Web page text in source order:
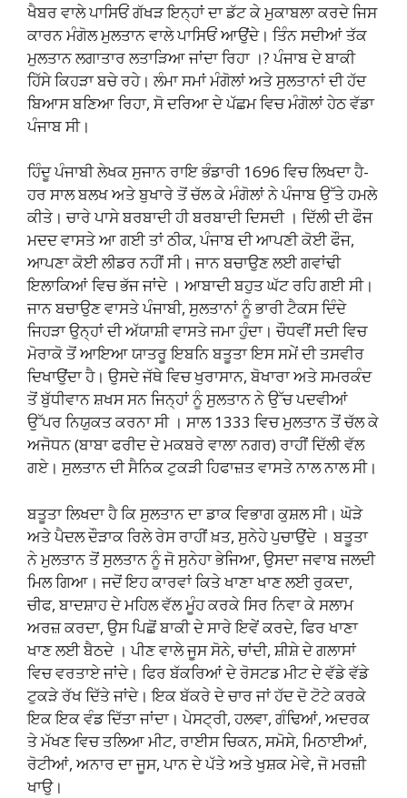
ਖੈਬਰ ਵਾਲੇ ਪਾਸਿਓਂ ਗੱਖੜ ਇਨ੍ਹਾਂ ਦਾ ਡੱਟ ਕੇ ਮੁਕਾਬਲਾ ਕਰਦੇ ਜਿਸ
ਕਾਰਨ ਮੰਗੋਲ ਮੁਲਤਾਨ ਵਾਲੇ ਪਾਸਿਓਂ ਆਉਂਦੇ। ਤਿੰਨ ਸਦੀਆਂ ਤੱਕ
ਮੁਲਤਾਨ ਲਗਾਤਾਰ ਲਤਾੜਿਆ ਜਾਂਦਾ ਰਿਹਾ ।? ਪੰਜਾਬ ਦੇ ਬਾਕੀ
ਹਿੱਸੇ ਕਿਹੜਾ ਬਚੇ ਰਹੇ। ਲੰਮਾ ਸਮਾਂ ਮੰਗੋਲਾਂ ਅਤੇ ਸੁਲਤਾਨਾਂ ਦੀ ਹੱਦ
ਬਿਆਸ ਬਣਿਆ ਰਿਹਾ, ਸੋ ਦਰਿਆ ਦੇ ਪੱਛਮ ਵਿਚ ਮੰਗੋਲਾਂ ਹੇਠ ਵੱਡਾ
ਪੰਜਾਬ ਸੀ।
ਹਿੰਦੂ ਪੰਜਾਬੀ ਲੇਖਕ ਸੁਜਾਨ ਰਾਇ ਭੰਡਾਰੀ 1696 ਵਿਚ ਲਿਖਦਾ ਹੈ-
ਹਰ ਸਾਲ ਬਲਖ ਅਤੇ ਬੁਖਾਰੇ ਤੋਂ ਚੱਲ ਕੇ ਮੰਗੋਲਾਂ ਨੇ ਪੰਜਾਬ ਉੱਤੇ ਹਮਲੇ
ਕੀਤੇ। ਚਾਰੇ ਪਾਸੇ ਬਰਬਾਦੀ ਹੀ ਬਰਬਾਦੀ ਦਿਸਦੀ । ਦਿੱਲੀ ਦੀ ਫੌਜ
ਮਦਦ ਵਾਸਤੇ ਆ ਗਈ ਤਾਂ ਠੀਕ, ਪੰਜਾਬ ਦੀ ਆਪਣੀ ਕੋਈ ਫੌਜ,
ਆਪਣਾ ਕੋਈ ਲੀਡਰ ਨਹੀਂ ਸੀ। ਜਾਨ ਬਚਾਉਣ ਲਈ ਗਵਾਂਢੀ
ਇਲਾਕਿਆਂ ਵਿਚ ਭੱਜ ਜਾਂਦੇ । ਆਬਾਦੀ ਬਹੁਤ ਘੱਟ ਰਹਿ ਗਈ ਸੀ।
ਜਾਨ ਬਚਾਉਣ ਵਾਸਤੇ ਪੰਜਾਬੀ, ਸੁਲਤਾਨਾਂ ਨੂੰ ਭਾਰੀ ਟੈਕਸ ਦਿੰਦੇ
ਜਿਹੜਾ ਉਨ੍ਹਾਂ ਦੀ ਅੱਯਾਸ਼ੀ ਵਾਸਤੇ ਜਮਾ ਹੁੰਦਾ। ਚੌਧਵੀਂ ਸਦੀ ਵਿਚ
ਮੋਰਾਕੋ ਤੋਂ ਆਇਆ ਯਾਤਰੂ ਇਬਨਿ ਬਤੂਤਾ ਇਸ ਸਮੇਂ ਦੀ ਤਸਵੀਰ
ਦਿਖਾਉਂਦਾ ਹੈ। ਉਸਦੇ ਜੱਥੇ ਵਿਚ ਖੁਰਾਸਾਨ, ਬੋਖਾਰਾ ਅਤੇ ਸਮਰਕੰਦ
ਤੋਂ ਬੁੱਧੀਵਾਨ ਸ਼ਖਸ ਸਨ ਜਿਨ੍ਹਾਂ ਨੂੰ ਸੁਲਤਾਨ ਨੇ ਉੱਚ ਪਦਵੀਆਂ
ਉੱਪਰ ਨਿਯੁਕਤ ਕਰਨਾ ਸੀ । ਸਾਲ 1333 ਵਿਚ ਮੁਲਤਾਨ ਤੋਂ ਚੱਲ ਕੇ
ਅਜੋਧਨ (ਬਾਬਾ ਫਰੀਦ ਦੇ ਮਕਬਰੇ ਵਾਲਾ ਨਗਰ) ਰਾਹੀਂ ਦਿੱਲੀ ਵੱਲ
ਗਏ। ਸੁਲਤਾਨ ਦੀ ਸੈਨਿਕ ਟੁਕੜੀ ਹਿਫਾਜ਼ਤ ਵਾਸਤੇ ਨਾਲ ਨਾਲ ਸੀ।
ਬਤੂਤਾ ਲਿਖਦਾ ਹੈ ਕਿ ਸੁਲਤਾਨ ਦਾ ਡਾਕ ਵਿਭਾਗ ਕੁਸ਼ਲ ਸੀ। ਘੋੜੇ
ਅਤੇ ਪੈਦਲ ਦੌੜਾਕ ਰਿਲੇ ਰੇਸ ਰਾਹੀਂ ਖ਼ਤ, ਸੁਨੇਹੇ ਪੁਚਾਉਂਦੇ । ਬਤੂਤਾ
ਨੇ ਮੁਲਤਾਨ ਤੋਂ ਸੁਲਤਾਨ ਨੂੰ ਜੋ ਸੁਨੇਹਾ ਭੇਜਿਆ, ਉਸਦਾ ਜਵਾਬ ਜਲਦੀ
ਮਿਲ ਗਿਆ। ਜਦੋਂ ਇਹ ਕਾਰਵਾਂ ਕਿਤੇ ਖਾਣਾ ਖਾਣ ਲਈ ਰੁਕਦਾ,
ਚੀਫ, ਬਾਦਸ਼ਾਹ ਦੇ ਮਹਿਲ ਵੱਲ ਮੂੰਹ ਕਰਕੇ ਸਿਰ ਨਿਵਾ ਕੇ ਸਲਾਮ
ਅਰਜ਼ ਕਰਦਾ, ਉਸ ਪਿਛੋਂ ਬਾਕੀ ਦੇ ਸਾਰੇ ਇਵੇਂ ਕਰਦੇ, ਫਿਰ ਖਾਣਾ
ਖਾਣ ਲਈ ਬੈਠਦੇ । ਪੀਣ ਵਾਲੇ ਜੂਸ ਸੋਨੇ, ਚਾਂਦੀ, ਸ਼ੀਸ਼ੇ ਦੇ ਗਲਾਸਾਂ
ਵਿਚ ਵਰਤਾਏ ਜਾਂਦੇ। ਫਿਰ ਬੱਕਰਿਆਂ ਦੇ ਰੋਸਟਡ ਮੀਟ ਦੇ ਵੱਡੇ ਵੱਡੇ
ਟੁਕੜੇ ਰੱਖ ਦਿੱਤੇ ਜਾਂਦੇ। ਇਕ ਬੱਕਰੇ ਦੇ ਚਾਰ ਜਾਂ ਹੱਦ ਦੋ ਟੋਟੇ ਕਰਕੇ
ਇਕ ਇਕ ਵੰਡ ਦਿੱਤਾ ਜਾਂਦਾ। ਪੇਸਟ੍ਰੀ, ਹਲਵਾ, ਗੰਢਿਆਂ, ਅਦਰਕ
ਤੇ ਮੱਖਣ ਵਿਚ ਤਲਿਆ ਮੀਟ, ਰਾਈਸ ਚਿਕਨ, ਸਮੋਸੇ, ਮਿਠਾਈਆਂ,
ਰੋਟੀਆਂ, ਅਨਾਰ ਦਾ ਜੂਸ, ਪਾਨ ਦੇ ਪੱਤੇ ਅਤੇ ਖੁਸ਼ਕ ਮੇਵੇ, ਜੋ ਮਰਜ਼ੀ
ਖਾਉ।